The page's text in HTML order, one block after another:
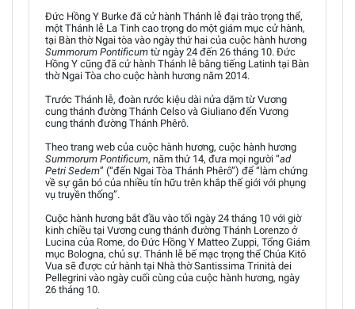
Đức Hồng Y Burke đã cử hành Thánh lễ đại trào trọng thể,
một Thánh lễ La Tinh cao trọng do một giám mục cử hành,
tại Bàn thờ Ngai tòa vào ngày thứ hai của cuộc hành hương
Summorum Pontificum từ ngày 24 đến 26 tháng 10. Đức
Hồng Y cũng đã cử hành Thánh lễ bằng tiếng Latinh tại Bàn
thờ Ngai Tòa cho cuộc hành hương năm 2014.
Trước Thánh lễ, đoàn rước kiệu dài nửa dặm từ Vương
cung thánh đường Thánh Celso và Giuliano đến Vương
cung thánh đường Thánh Phêrô.
Theo trang web của cuộc hành hương, cuộc hành hương
Summorum Pontificum, năm thứ 14, đưa mọi người “ad
Petri Sedem” (“đến Ngai Tòa Thánh Phêrô”) để “làm chứng
về sự gắn bó của nhiều tín hữu trên khắp thế giới với phụng
vụ truyền thống”.
Cuộc hành hương bắt đầu vào tối ngày 24 tháng 10 với giờ
kinh chiều tại Vương cung thánh đường Thánh Lorenzo ở
Lucina của Rome, do Đức Hồng Y Matteo Zuppi, Tổng Giám
mục Bologna, chủ sự. Thánh lễ bế mạc trọng thể Chúa Kitô
Vua sẽ được cử hành tại Nhà thờ Santissima Trinità dei
Pellegrini vào ngày cuối cùng của cuộc hành hương, ngày
26 tháng 10.